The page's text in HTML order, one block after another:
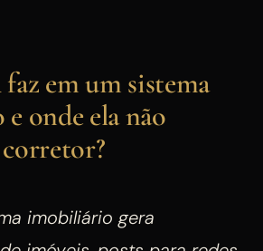
em um sistema
onde ela não
imobiliário gera